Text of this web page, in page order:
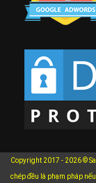
Copyright 2017 - 2026 ©
chép đều là phạm pháp